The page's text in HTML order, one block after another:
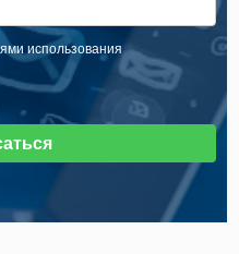
использования